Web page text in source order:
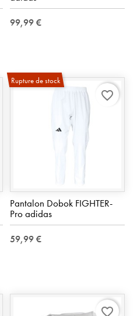
99,99 €
Rupture de stock
Pantalon Dobok FIGHTER-
Pro adidas
59,99 €
favorite_border
favorite_border